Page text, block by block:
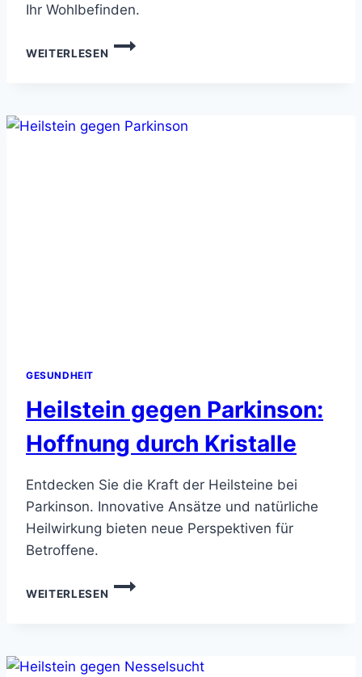
Ihr Wohlbefinden.
WEITERLESEN
HEILSTEIN
HILFE
GESUNDHEIT
Heilstein gegen Parkinson:
Hoffnung durch Kristalle
Entdecken Sie die Kraft der Heilsteine bei
Parkinson. Innovative Ansätze und natürliche
Heilwirkung bieten neue Perspektiven für
Betroffene.
WEITERLESEN
HEILSTEIN
KRISTALLE